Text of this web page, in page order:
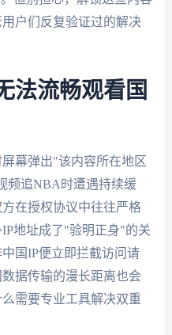
户们反复验证过的解决
法流畅观看国
幕弹出"该内容所在地区
频追NBA时遭遇持续缓
在授权协议中往往严格
地址成了"验明正身"的关
国IP便立即拦截访问请
据传输的漫长距离也会
需要专业工具解决双重